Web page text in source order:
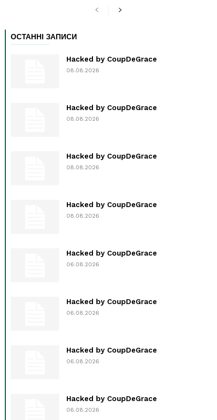
ОСТАННІ ЗАПИСИ
Hacked by CoupDeGrace
08.08.2026
Hacked by CoupDeGrace
08.08.2026
Hacked by CoupDeGrace
08.08.2026
Hacked by CoupDeGrace
08.08.2026
Hacked by CoupDeGrace
06.08.2026
Hacked by CoupDeGrace
06.08.2026
Hacked by CoupDeGrace
06.08.2026
Hacked by CoupDeGrace
06.08.2026